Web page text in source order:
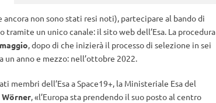
non sono stati resi noti), partecipare al bando di
un unico canale: il sito web dell’Esa. La procedura
, dopo di che inizierà il processo di selezione in sei
anno e mezzo: nell’ottobre 2022.
membri dell’Esa a Space19+, la Ministeriale Esa del
Wörner, «l’Europa sta prendendo il suo posto al centro